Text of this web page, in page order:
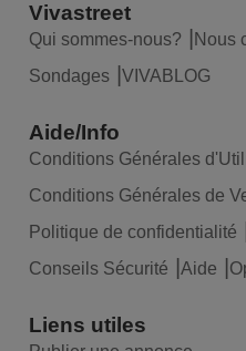
Vivastreet
Qui sommes-nous? Nous
Sondages
VIVABLOG
Aide/Info
Conditions Générales
Conditions Générales de
Politique de confidentialité
Conseils Sécurité
Aide
Liens utiles